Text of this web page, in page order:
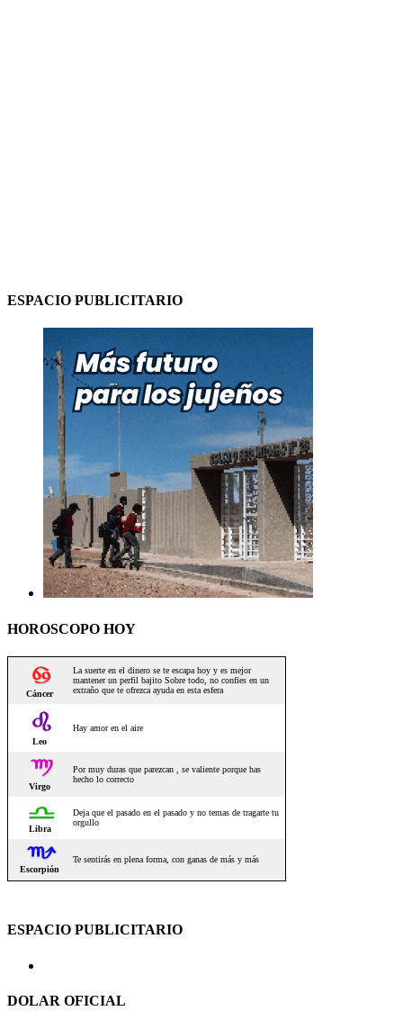
ESPACIO PUBLICITARIO
HOROSCOPO HOY
ESPACIO PUBLICITARIO
DOLAR OFICIAL